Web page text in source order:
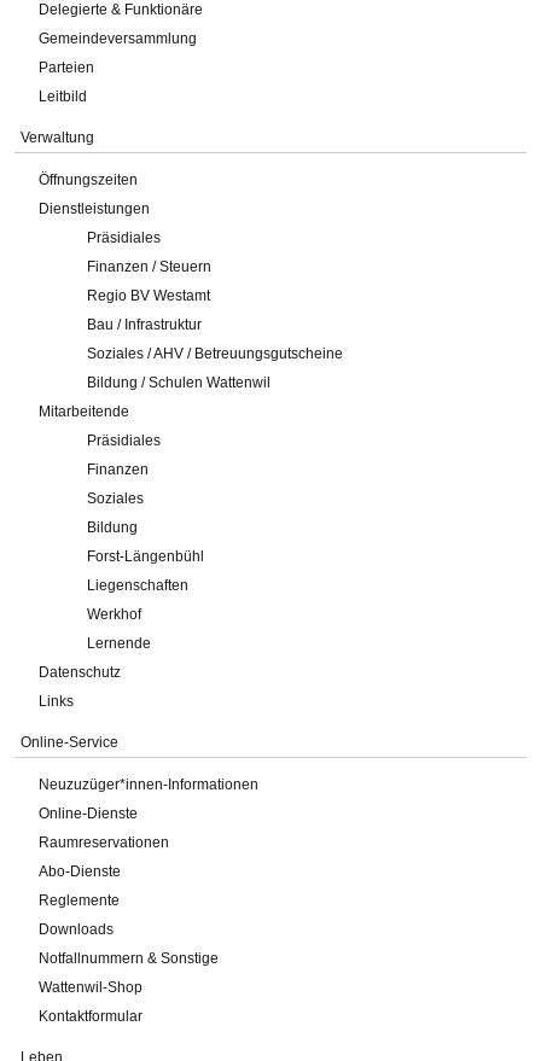
Delegierte & Funktionäre
Gemeindeversammlung
Parteien
Leitbild
Verwaltung
Öffnungszeiten
Dienstleistungen
Präsidiales
Finanzen / Steuern
Regio BV Westamt
Bau / Infrastruktur
Soziales / AHV / Betreuungsgutscheine
Bildung / Schulen Wattenwil
Mitarbeitende
Präsidiales
Finanzen
Soziales
Bildung
Forst-Längenbühl
Liegenschaften
Werkhof
Lernende
Datenschutz
Links
Online-Service
Neuzuzüger*innen-Informationen
Online-Dienste
Raumreservationen
Abo-Dienste
Reglemente
Downloads
Notfallnummern & Sonstige
Wattenwil-Shop
Kontaktformular
Leben